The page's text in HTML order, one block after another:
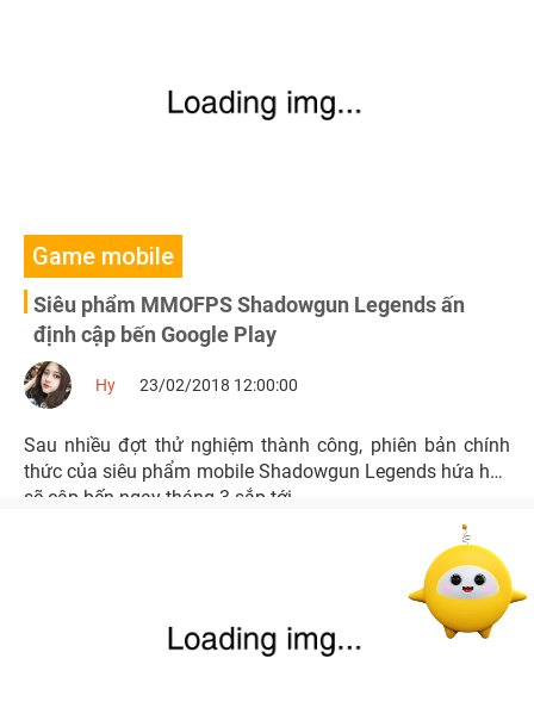
Game mobile
Siêu phẩm MMOFPS Shadowgun Legends ấn
định cập bến Google Play
Hy 23/02/2018 12:00:00
Sau nhiều đợt thử nghiệm thành công, phiên bản chính
thức của siêu phẩm mobile Shadowgun Legends hứa hẹn
sẽ cập bến ngay tháng 3 sắp tới.